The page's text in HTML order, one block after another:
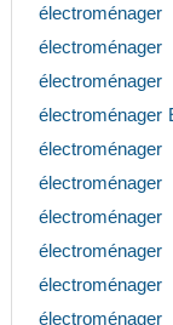
électroménager